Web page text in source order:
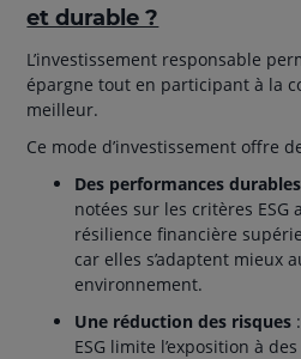
et durable ?
L’investissement responsable
épargne tout en participant à la
meilleur.
Ce mode d’investissement offre
Des performances durables
notées sur les critères ESG
résilience financière
car elles s’adaptent mieux
environnement.
Une réduction des risques
ESG limite l’exposition à